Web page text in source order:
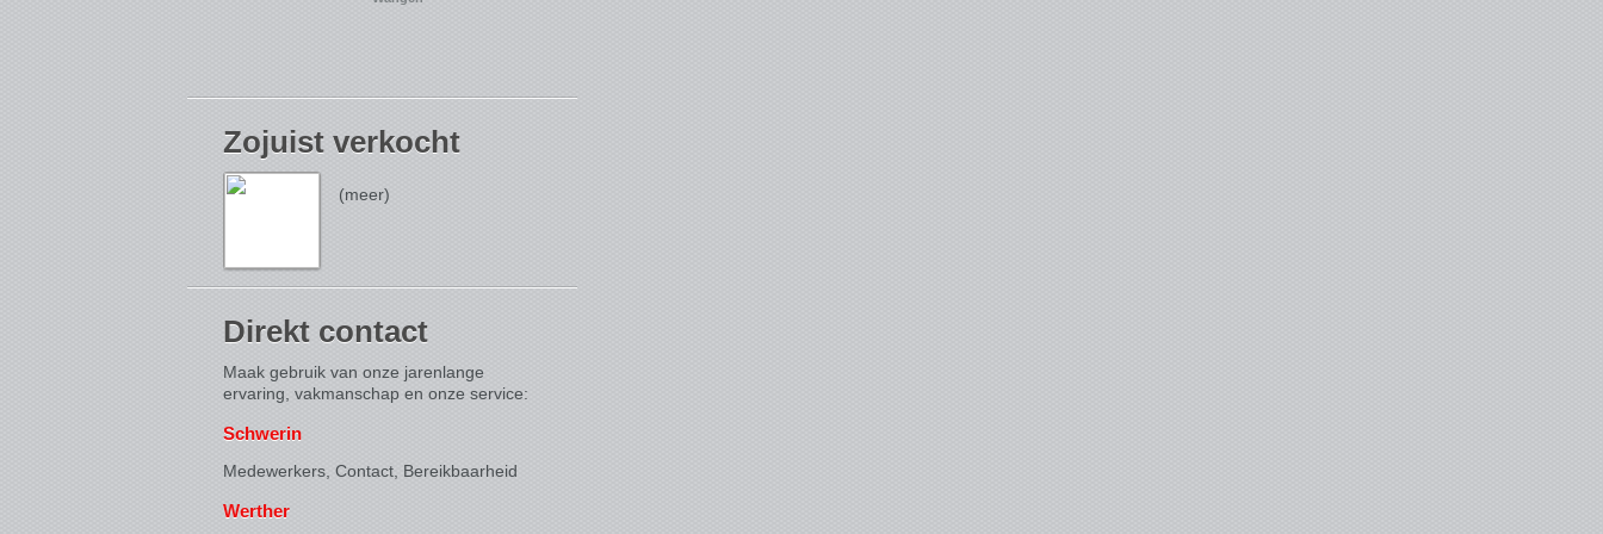
Zojuist verkocht
(meer)
Direkt contact
Maak gebruik van onze jarenlange
ervaring, vakmanschap en onze service:
Schwerin
Medewerkers, Contact, Bereikbaarheid
Werther